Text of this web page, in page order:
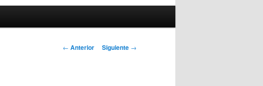
Navegador de
← Anterior Siguiente →